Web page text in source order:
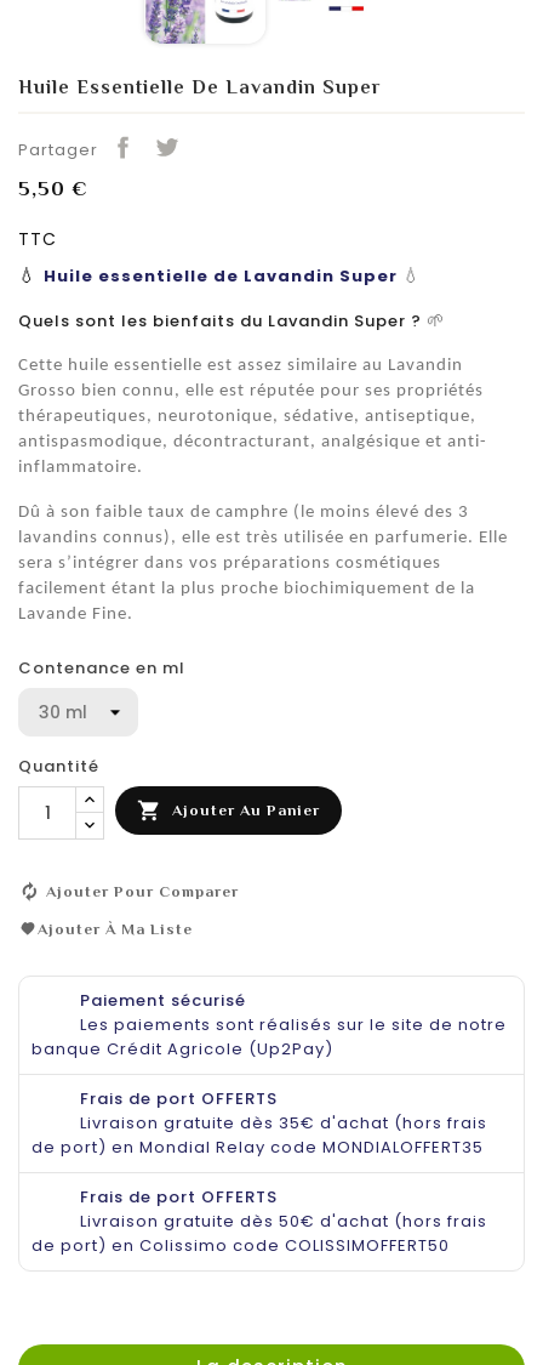
Huile Essentielle De Lavandin Super
Partager
5,50 €
TTC
💧 Huile essentielle de Lavandin Super 💧
Quels sont les bienfaits du Lavandin Super ? 🌱
Cette huile essentielle est assez similaire au Lavandin
Grosso bien connu, elle est réputée pour ses propriétés
thérapeutiques, neurotonique, sédative, antiseptique,
antispasmodique, décontracturant, analgésique et anti-
inflammatoire.
Dû à son faible taux de camphre (le moins élevé des 3
lavandins connus), elle est très utilisée en parfumerie. Elle
sera s’intégrer dans vos préparations cosmétiques
facilement étant la plus proche biochimiquement de la
Lavande Fine.
Contenance en ml
Quantité
 Ajouter Au Panier
Ajouter Pour Comparer
Ajouter À Ma Liste
Paiement sécurisé
Les paiements sont réalisés sur le site de notre
banque Crédit Agricole (Up2Pay)
Frais de port OFFERTS
Livraison gratuite dès 35€ d'achat (hors frais
de port) en Mondial Relay code MONDIALOFFERT35
Frais de port OFFERTS
Livraison gratuite dès 50€ d'achat (hors frais
de port) en Colissimo code COLISSIMOFFERT50